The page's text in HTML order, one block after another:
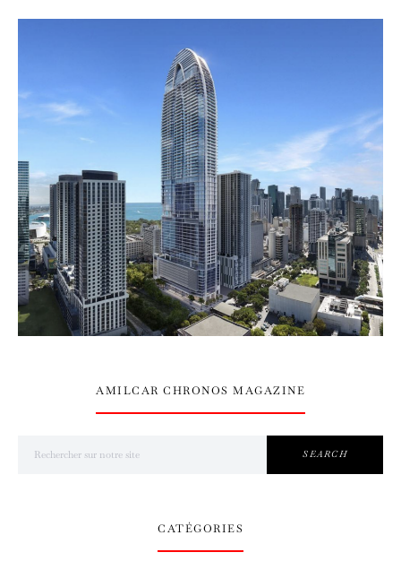
AMILCAR CHRONOS MAGAZINE
SEARCH
CATÉGORIES